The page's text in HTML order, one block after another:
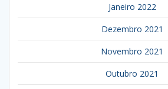
Janeiro 2022
Dezembro 2021
Novembro 2021
Outubro 2021